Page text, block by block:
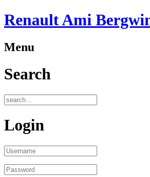
Renault Ami
Menu
Search
Login